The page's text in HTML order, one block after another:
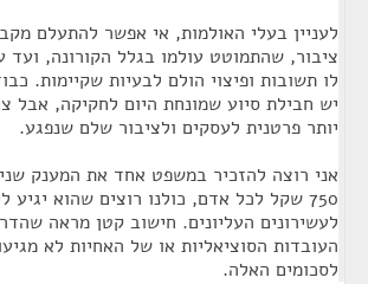
לעניין בעלי האולמות, אי אפשר להתעלם
ציבור, שהתמוטט עולמו בגלל הקורונה, ועד
לו תשובות ופיצוי הולם לבעיות שקיימות.
יש חבילת סיוע שמונחת היום לחקיקה, אבל
יותר פרטנית לעסקים ולציבור שלם שנפגע.
אני רוצה להזכיר במשפט אחד את המענק
750 שקל לכל אדם, כולנו רוצים שהוא יגיע
לעשירונים העליונים. חישוב קטן מראה
העובדות הסוציאליות או של האחיות לא
לסכומים האלה.